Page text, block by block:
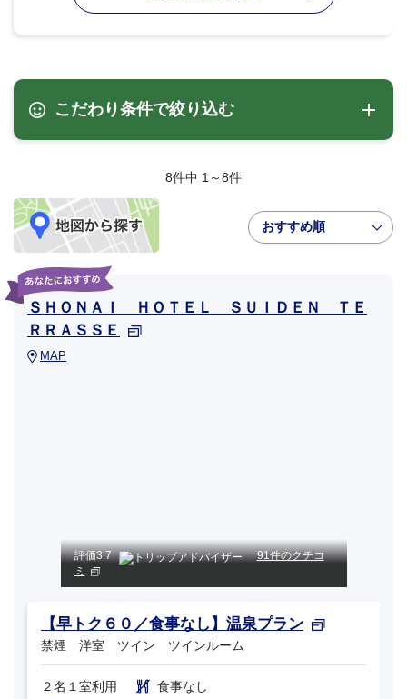
こだわり条件で絞り込む
8件中 1～8件
おすすめ順
ＳＨＯＮＡＩ ＨＯＴＥＬ ＳＵＩＤＥＮ ＴＥ
ＲＲＡＳＳＥ
MAP
評価3.7
91件のクチコ
ミ
【早トク６０／食事なし】温泉プラン
禁煙 洋室 ツイン ツインルーム
２名１室利用
食事なし